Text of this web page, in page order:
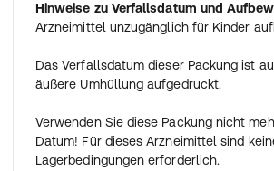
Hinweise zu Verfallsdatum und
Arzneimittel unzugänglich für Kinder
Das Verfallsdatum dieser Packung ist
äußere Umhüllung aufgedruckt.
Verwenden Sie diese Packung nicht
Datum! Für dieses Arzneimittel sind
Lagerbedingungen erforderlich.